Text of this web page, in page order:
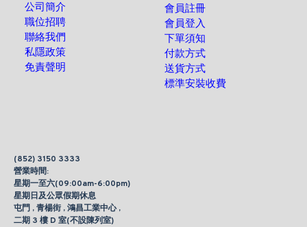
公司簡介
職位招聘
聯絡我們
私隱政策
免責聲明
會員註冊
會員登入
下單須知
付款方式
送貨方式
標準安裝收費
(852) 3150 3333
營業時間:
星期一至六(09:00am-6:00pm)
星期日及公眾假期休息
屯門 , 青楊街 , 鴻昌工業中心 ,
二期 3 樓 D 室(不設陳列室)